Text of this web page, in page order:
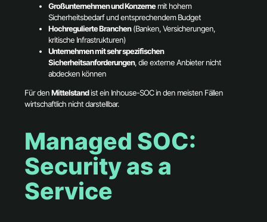
Großunternehmen und Konzernemit hohem
Sicherheitsbedarf und entsprechendem Budget
Hochregulierte Branchen(Banken, Versicherungen,
kritische Infrastrukturen)
Unternehmen mit sehr spezifischen
Sicherheitsanforderungen, die externe Anbieter nicht
abdecken können
Für denMittelstandist ein Inhouse-SOC in den meisten Fällen
wirtschaftlich nicht darstellbar.
Managed SOC:
Security as a
Service